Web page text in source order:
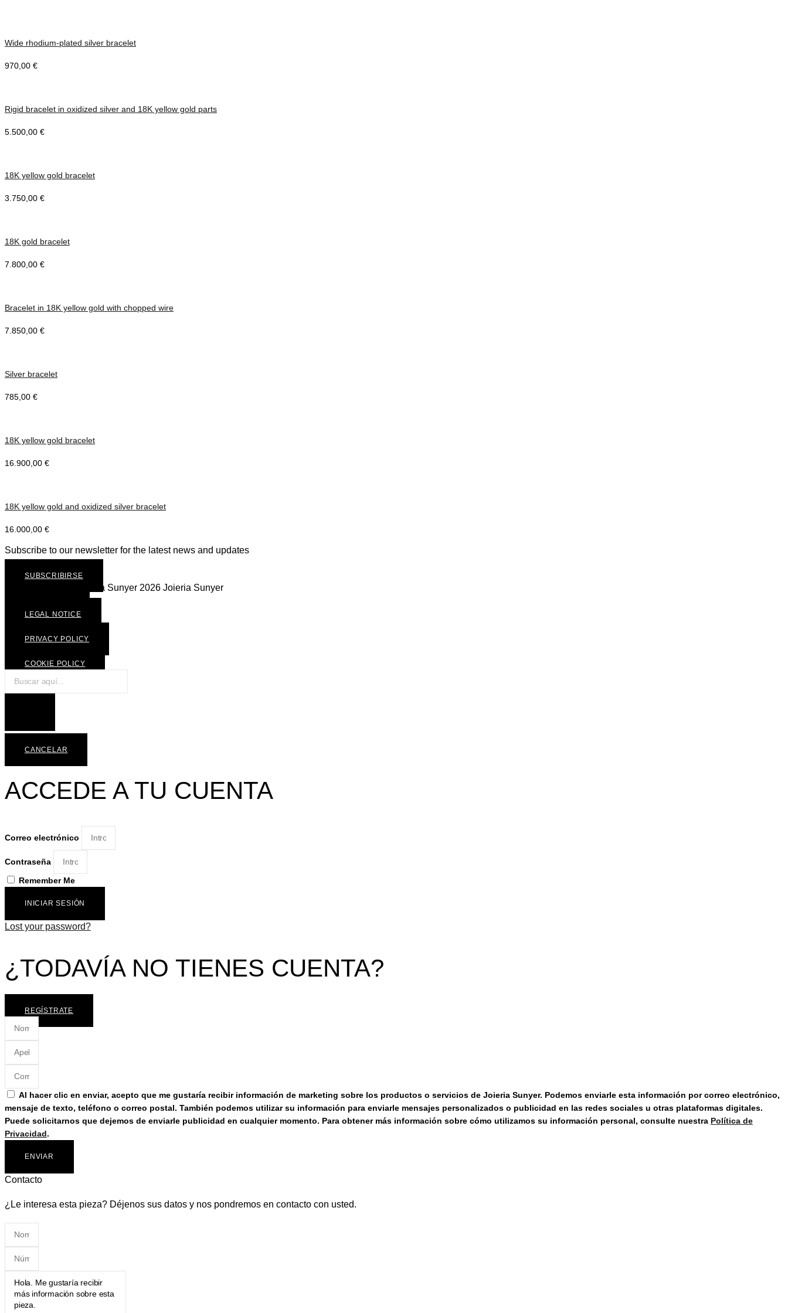
Wide rhodium-plated silver bracelet
970,00 €
Rigid bracelet in oxidized silver and 18K yellow gold parts
5.500,00 €
18K yellow gold bracelet
3.750,00 €
18K gold bracelet
7.800,00 €
Bracelet in 18K yellow gold with chopped wire
7.850,00 €
Silver bracelet
785,00 €
18K yellow gold bracelet
16.900,00 €
18K yellow gold and oxidized silver bracelet
16.000,00 €
Subscribe to our newsletter for the latest news and updates
SUBSCRIBIRSE
Joieria Sunyer © Joieria Sunyer 2026 Joieria Sunyer
LEGAL NOTICE
PRIVACY POLICY
COOKIE POLICY
search
CANCELAR
ACCEDE A TU CUENTA
Correo electrónico
Contraseña
Remember Me
INICIAR SESIÓN
Lost your password?
¿TODAVÍA NO TIENES CUENTA?
REGÍSTRATE
Al hacer clic en enviar, acepto que me gustaría recibir información de marketing sobre los productos o servicios de Joieria Sunyer. Podemos enviarle esta información por correo electrónico,
mensaje de texto, teléfono o correo postal. También podemos utilizar su información para enviarle mensajes personalizados o publicidad en las redes sociales u otras plataformas digitales.
Puede solicitarnos que dejemos de enviarle publicidad en cualquier momento. Para obtener más información sobre cómo utilizamos su información personal, consulte nuestra Política de
Privacidad.
ENVIAR
Contacto
¿Le interesa esta pieza? Déjenos sus datos y nos pondremos en contacto con usted.